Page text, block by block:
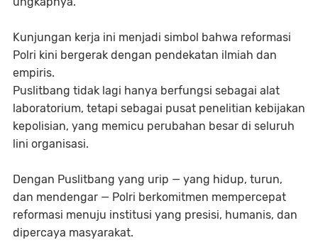
Kunjungan kerja ini menjadi simbol bahwa reformasi
Polri kini bergerak dengan pendekatan ilmiah dan
empiris.
Puslitbang tidak lagi hanya berfungsi sebagai alat
laboratorium, tetapi sebagai pusat penelitian kebijakan
kepolisian, yang memicu perubahan besar di seluruh
lini organisasi.
Dengan Puslitbang yang urip — yang hidup, turun,
dan mendengar — Polri berkomitmen mempercepat
reformasi menuju institusi yang presisi, humanis, dan
dipercaya masyarakat.